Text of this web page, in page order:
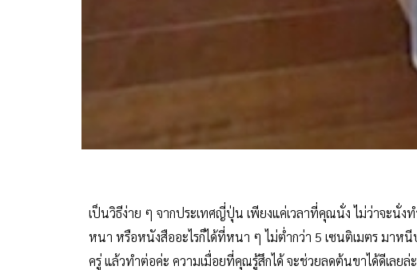
เป็นวิธีง่าย ๆ จากประเทศญี่ปุ่น เพียงแค่เวลาที่คุณนั่ง ไม่ว่าจะนั่
หนา หรือหนังสืออะไรก็ได้ที่หนา ๆ ไม่ต่ำกว่า 5 เซนติเมตร มาห
ครู่ แล้วทำต่อค่ะ ความเมื่อยที่คุณรู้สึกได้ จะช่วยลดต้นขาได้ดีเลยล่ะ